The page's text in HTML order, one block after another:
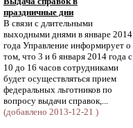
праздничные дни
В связи с длительными
выходными днями в январе 2014
года Управление информирует о
том, что 3 и 6 января 2014 года с
10 до 16 часов сотрудниками
будет осуществляться прием
федеральных льготников по
вопросу выдачи справок,...
(добавлено 2013-12-21 )